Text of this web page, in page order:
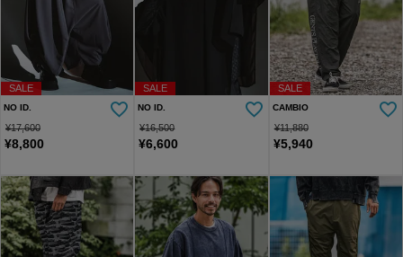
SALE
NO ID.
¥17,600
¥8,800
SALE
NO ID.
¥16,500
¥6,600
SALE
CAMBIO
¥11,880
¥5,940